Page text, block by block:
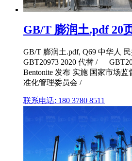
GB/T 膨润土.pdf 20
GB/T 膨润土.pdf, Q69 中华人
GBT20973 2020 代替 / —
Bentonite 发布 实施 国家市场
准化管理委员会 /
联系电话: 180 3780 8511